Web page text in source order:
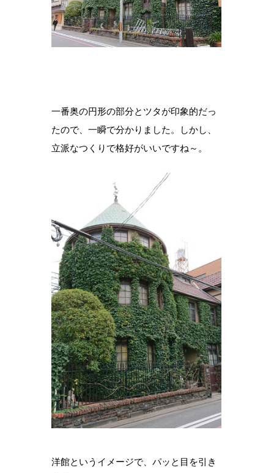
一番奥の円形の部分とツタが印象的だっ
たので、一瞬で分かりました。しかし、
立派なつくりで格好がいいですね～。
洋館というイメージで、パッと目を引き